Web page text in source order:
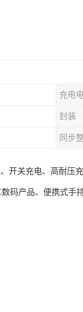
充电
封装
同步
开关充电、高耐压
码产品、便携式